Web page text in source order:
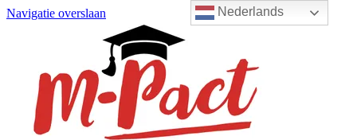
Nederlands
Navigatie overslaan